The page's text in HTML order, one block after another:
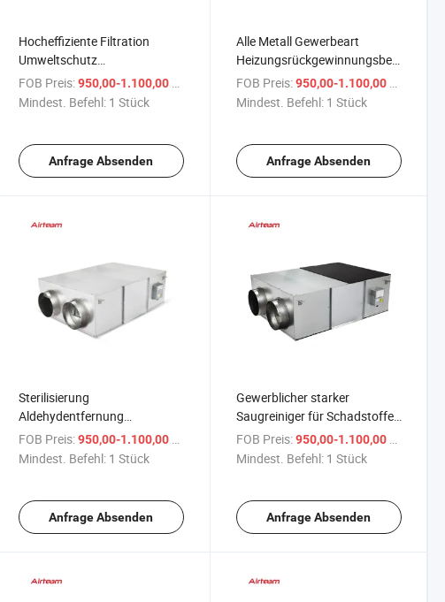
Hocheffiziente Filtration
Umweltschutz
Energieeinsparung
Energierückgewinnung
FOB Preis: 950,00-1.100,00 $
Mindest. Befehl: 1 Stück
Anfrage Absenden
Alle Metall Gewerbeart
mit CE
FOB Preis: 950,00-1.100,00 $
Mindest. Befehl: 1 Stück
Anfrage Absenden
Sterilisierung
Aldehydentfernung
Energieeinsparung
Geschwindigkeitsregelung Erv
FOB Preis: 950,00-1.100,00 $
Mindest. Befehl: 1 Stück
Anfrage Absenden
Gewerblicher starker
Saugreiniger für Schadstoffe
Energieaustausch ERV
Ventilatorlüfter
FOB Preis: 950,00-1.100,00 $
Mindest. Befehl: 1 Stück
Anfrage Absenden